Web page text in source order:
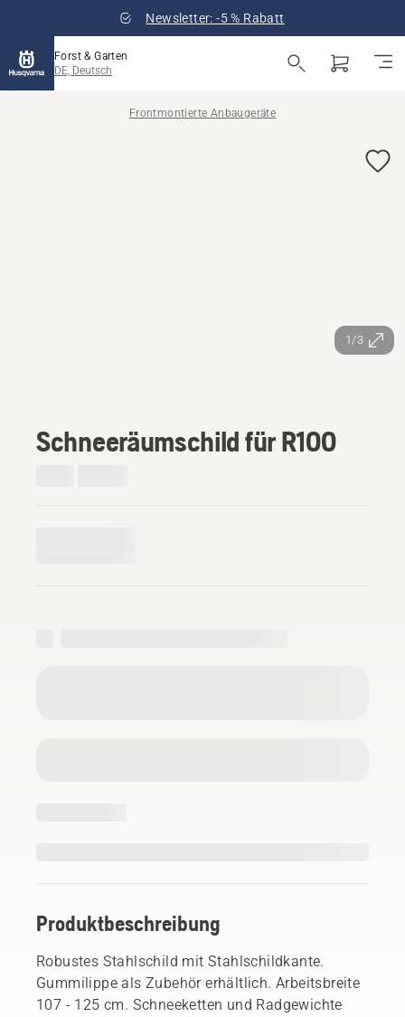
Newsletter: -5 % Rabatt
Forst & Garten
DE, Deutsch
Frontmontierte Anbaugeräte
1/3
Schneeräumschild für R100
Produktbeschreibung
Robustes Stahlschild mit Stahlschildkante.
Gummilippe als Zubehör erhältlich. Arbeitsbreite
107 - 125 cm. Schneeketten und Radgewichte